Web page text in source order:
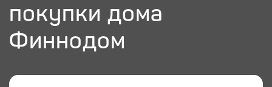
покупки дома
Финнодом